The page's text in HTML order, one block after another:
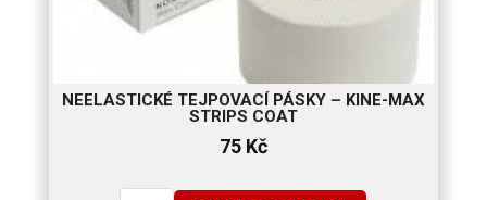
NEELASTICKÉ TEJPOVACÍ PÁSKY – KINE-MAX
STRIPS COAT
75 Kč